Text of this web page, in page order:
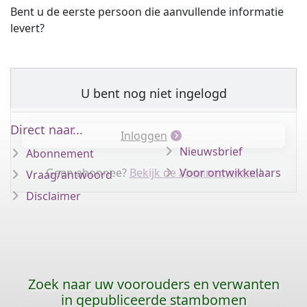
Bent u de eerste persoon die aanvullende informatie
levert?
U bent nog niet ingelogd
Inloggen
Geen abonnee? Bekijk de abonnementen!
Direct naar...
Abonnement
Vraag/antwoord
Disclaimer
Nieuwsbrief
Voor ontwikkelaars
Zoek naar uw voorouders en verwanten
in gepubliceerde stambomen